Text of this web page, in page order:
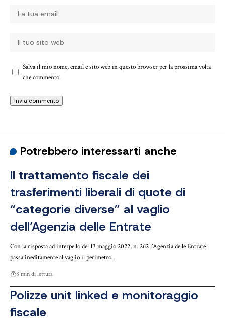
Salva il mio nome, email e sito web in questo browser per la prossima volta
che commento.
Potrebbero interessarti anche
Il trattamento fiscale dei
trasferimenti liberali di quote di
“categorie diverse” al vaglio
dell’Agenzia delle Entrate
Con la risposta ad interpello del 13 maggio 2022, n. 262 l’Agenzia delle Entrate
passa ineditamente al vaglio il perimetro…
8 min di lettura
Polizze unit linked e monitoraggio
fiscale